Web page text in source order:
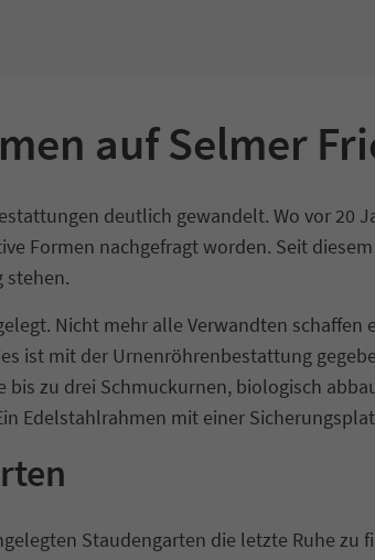
auf Selmer
deutlich gewandelt. Wo vor 20
Formen nachgefragt worden. Seit
stehen.
Nicht mehr alle Verwandten
ist mit der Urnenröhrenbestattung
zu drei Schmuckurnen, biologisch
Edelstahlrahmen mit einer
Staudengarten die letzte Ruhe